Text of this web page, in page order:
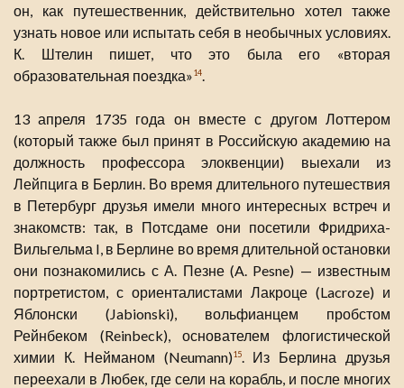
он, как путешественник, действительно хотел также
узнать новое или испытать себя в необычных условиях.
К. Штелин пишет, что это была его «вторая
образовательная поездка»14
13 апреля 1735 года он вместе с другом Лоттером
(который также был принят в Российскую академию на
должность профессора элоквенции) выехали из
Лейпцига в Берлин. Во время длительного путешествия
в Петербург друзья имели много интересных встреч и
знакомств: так, в Потсдаме они посетили Фридриха-
Вильгельма I, в Берлине во время длительной остановки
они познакомились с А. Пезне (A. Pesne) — известным
портретистом, с ориенталистами Лакроце (Lacroze) и
Яблонски (Jabionski), вольфианцем пробстом
Рейнбеком (Reinbeck), основателем флогистической
химии К. Нейманом (Neumann)15. Из Берлина друзья
переехали в Любек, где сели на корабль, и после многих